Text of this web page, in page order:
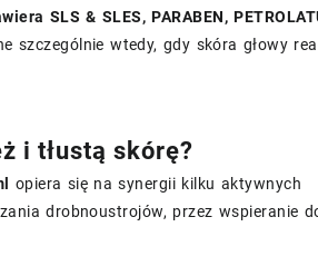
SLS & SLES, PARABEN,
szczególnie wtedy, gdy skóra głowy
i tłustą skórę?
opiera się na synergii kilku aktywnych
drobnoustrojów, przez wspieranie